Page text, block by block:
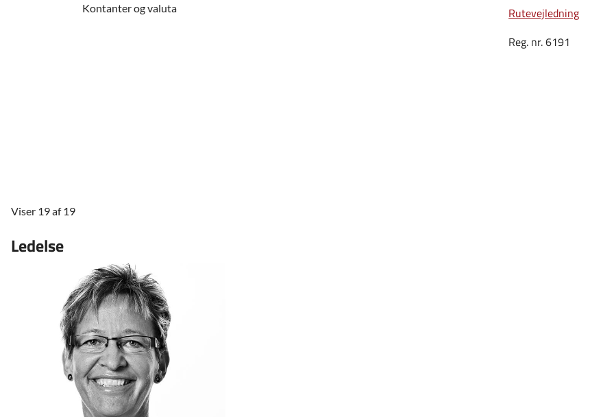
Kontanter og valuta
Rutevejledning
Reg. nr. 6191
Viser 19 af 19
Ledelse